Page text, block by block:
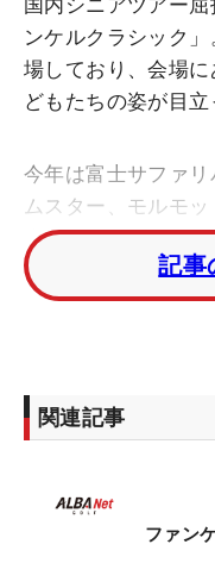
国内シニアツアー
ンケルクラシック
場しており、会場
どもたちの姿が目立
今年は富士サファ
ムスター、モルモ
士サファリゾーン
11時30分、正午～
部制で行われてい
「ゴルフ観戦に来て
れしいですね。一
小学生の息子が楽
記事
関連記事
ファン